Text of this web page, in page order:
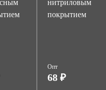
нитриловым
покрытием
Опт
68 ₽